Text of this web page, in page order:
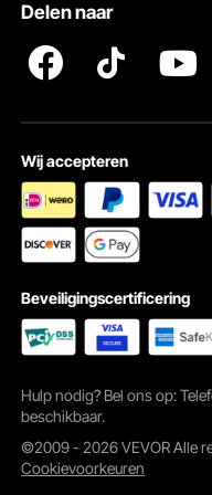
Delen naar
Wij accepteren
Beveiligingscertificering
Hulp nodig? Bel ons op:
beschikbaar.
©2009 - 2026 VEVOR Alle
Cookievoorkeuren